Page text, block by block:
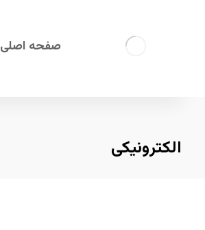
صفحه اصلی
الکترونیکی